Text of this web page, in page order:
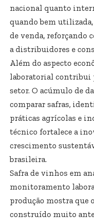
nacional quanto
quando bem
de venda, reforçando
a distribuidores e
Além do aspecto
laboratorial contribui
setor. O acúmulo de
comparar safras,
práticas agrícolas e
técnico fortalece a
crescimento
brasileira.
Safra de vinhos em
monitoramento
produção mostra que
construído muito